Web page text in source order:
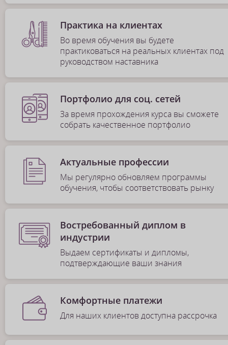
Практика на клиентах
Во время обучения вы будете
практиковаться на реальных клиентах под
руководством наставника
Портфолио для соц. сетей
За время прохождения курса вы сможете
собрать качественное портфолио
Актуальные профессии
Мы регулярно обновляем программы
обучения, чтобы соответствовать рынку
Востребованный диплом в
индустрии
Выдаем сертификаты и дипломы,
подтверждающие ваши знания
Комфортные платежи
Для наших клиентов доступна рассрочка